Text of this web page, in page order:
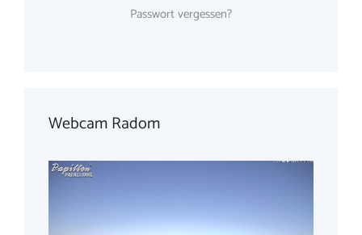
Passwort vergessen?
Webcam Radom